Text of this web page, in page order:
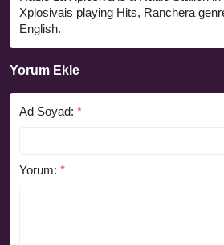
Xplosivais playing Hits, Ranchera
English.
Yorum Ekle
Ad Soyad: *
Yorum: *